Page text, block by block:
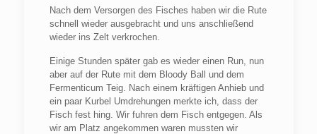
Nach dem Versorgen des Fisches haben wir die Rute
schnell wieder ausgebracht und uns anschließend
wieder ins Zelt verkrochen.
Einige Stunden später gab es wieder einen Run, nun
aber auf der Rute mit dem Bloody Ball und dem
Fermenticum Teig. Nach einem kräftigen Anhieb und
ein paar Kurbel Umdrehungen merkte ich, dass der
Fisch fest hing. Wir fuhren dem Fisch entgegen. Als
wir am Platz angekommen waren mussten wir